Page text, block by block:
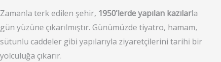
Zamanla terk edilen şehir, 1950’lerde yapılan kazılarla
gün yüzüne çıkarılmıştır. Günümüzde tiyatro, hamam,
sütunlu caddeler gibi yapılarıyla ziyaretçilerini tarihi bir
yolculuğa çıkarır.